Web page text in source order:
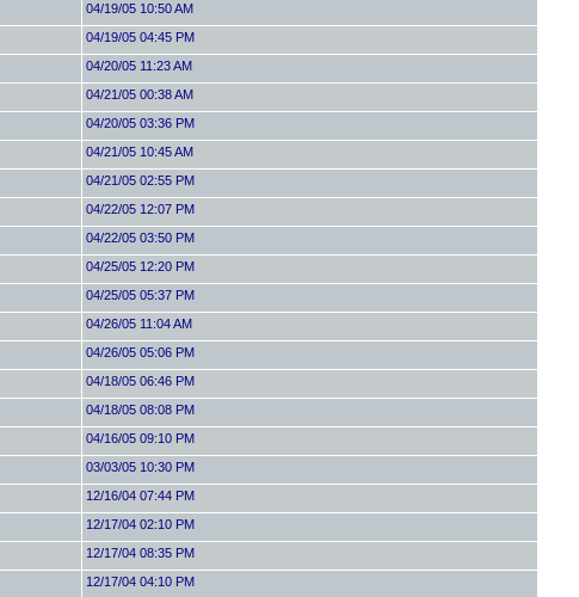
04/19/05 10:50 AM
04/19/05 04:45 PM
04/20/05 11:23 AM
04/21/05 00:38 AM
04/20/05 03:36 PM
04/21/05 10:45 AM
04/21/05 02:55 PM
04/22/05 12:07 PM
04/22/05 03:50 PM
04/25/05 12:20 PM
04/25/05 05:37 PM
04/26/05 11:04 AM
04/26/05 05:06 PM
04/18/05 06:46 PM
04/18/05 08:08 PM
04/16/05 09:10 PM
03/03/05 10:30 PM
12/16/04 07:44 PM
12/17/04 02:10 PM
12/17/04 08:35 PM
12/17/04 04:10 PM